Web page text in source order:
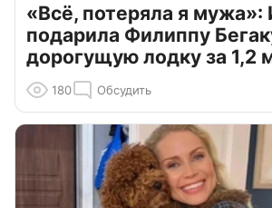
«Всё, потеряла я мужа»:
подарила Филиппу
дорогущую лодку за 1,2
180 Обсудить